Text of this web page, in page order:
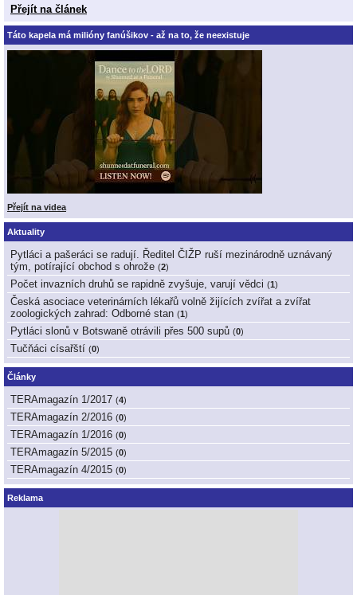
Přejít na článek
Táto kapela má milióny fanúšikov - až na to, že neexistuje
Přejít na videa
Aktuality
Pytláci a pašeráci se radují. Ředitel ČIŽP ruší mezinárodně uznávaný
tým, potírající obchod s ohrože (2)
Počet invazních druhů se rapidně zvyšuje, varují vědci (1 )
Česká asociace veterinárních lékařů volně žijících zvířat a zvířat
zoologických zahrad: Odborné stan (1 )
Pytláci slonů v Botswaně otrávili přes 500 supů (0)
Tučňáci císařští (0)
Články
TERAmagazín 1/2017 (4)
TERAmagazín 2/2016 (0)
TERAmagazín 1/2016 (0)
TERAmagazín 5/2015 (0)
TERAmagazín 4/2015 (0)
Reklama